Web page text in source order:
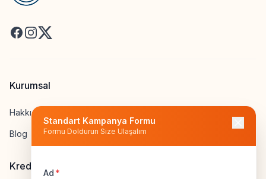
Standart Kampanya Formu
Formu Doldurun Size Ulaşalım
Ad *
Facebook
Instagram
X
Kurumsal
Hakkımızda
Blog
Kredi Hesapla